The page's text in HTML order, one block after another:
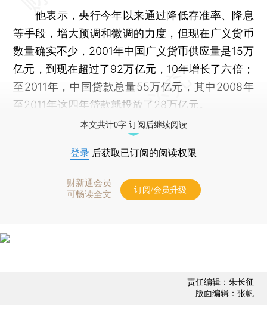
他表示，央行今年以来通过降低存准率、降息
等手段，增大预调和微调的力度，但现在广义货币
数量确实不少，2001年中国广义货币供应量是15万
亿元，到现在超过了92万亿元，10年增长了六倍；
至2011年，中国贷款总量55万亿元，其中2008年
至2011年这四年贷款就投放了28万亿元。
本文共计0字 订阅后继续阅读
登录 后获取已订阅的阅读权限
财新通会员
可畅读全文
订阅/会员升级
责任编辑：朱长征
版面编辑：张帆